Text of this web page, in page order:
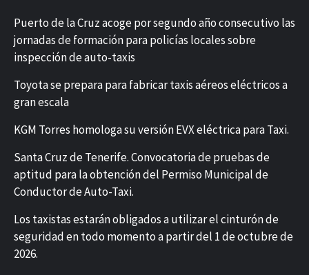
Puerto de la Cruz acoge por segundo año consecutivo las
jornadas de formación para policías locales sobre
inspección de auto-taxis
Toyota se prepara para fabricar taxis aéreos eléctricos a
gran escala
KGM Torres homologa su versión EVX eléctrica para Taxi.
Santa Cruz de Tenerife. Convocatoria de pruebas de
aptitud para la obtención del Permiso Municipal de
Conductor de Auto-Taxi.
Los taxistas estarán obligados a utilizar el cinturón de
seguridad en todo momento a partir del 1 de octubre de
2026.